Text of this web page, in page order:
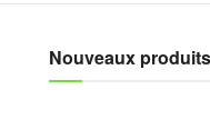
Nouveaux produits